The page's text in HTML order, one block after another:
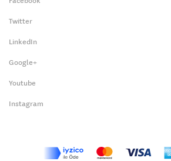
Twitter
LinkedIn
Google+
Youtube
Instagram